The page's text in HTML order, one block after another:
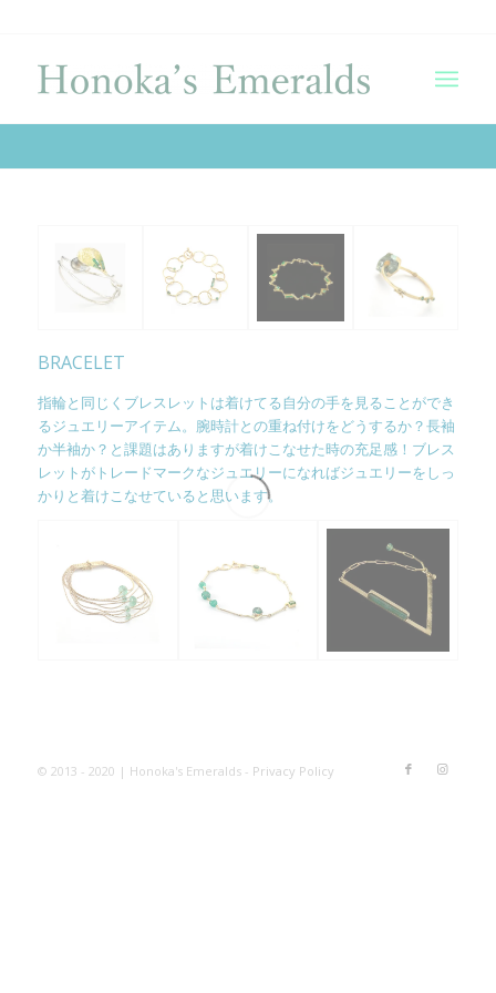
BRACELET
指輪と同じくブレスレットは着けてる自分の手を見ることができ
るジュエリーアイテム。腕時計との重ね付けをどうするか？長袖
か半袖か？と課題はありますが着けこなせた時の充足感！ブレス
レットがトレードマークなジュエリーになればジュエリーをしっ
かりと着けこなせていると思います。
© 2013 - 2020 | Honoka's Emeralds - Privacy Policy